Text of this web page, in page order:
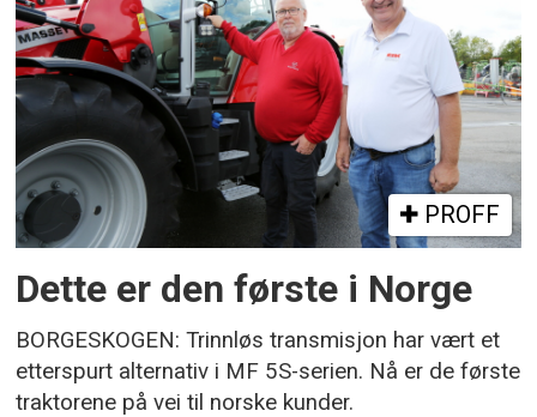
PROFF
Dette er den første i Norge
BORGESKOGEN: Trinnløs transmisjon har vært et
etterspurt alternativ i MF 5S-serien. Nå er de første
traktorene på vei til norske kunder.